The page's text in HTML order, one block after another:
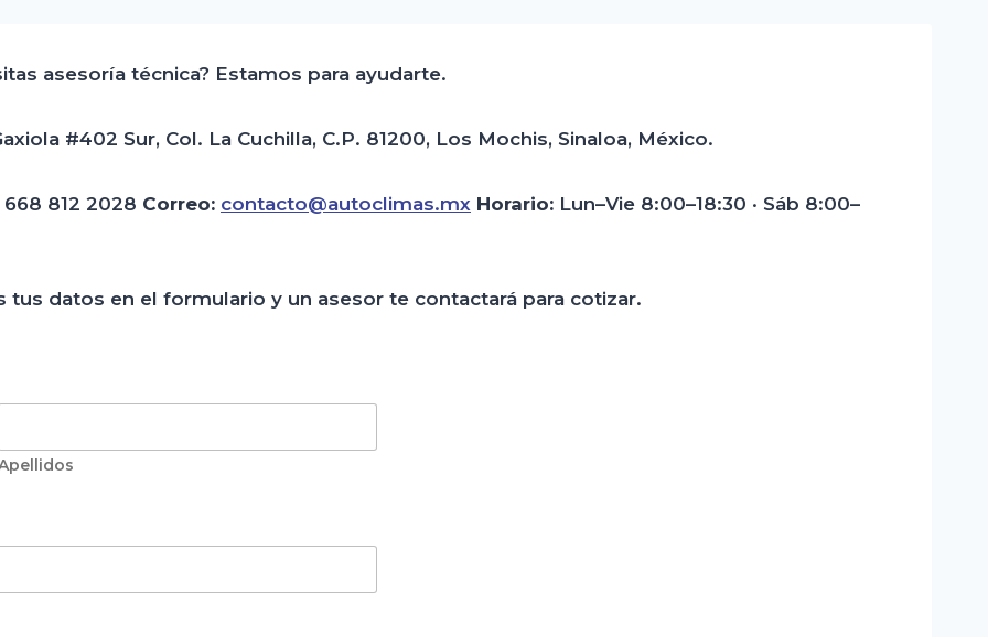
asesoría técnica? Estamos para ayudarte.
#402 Sur, Col. La Cuchilla, C.P. 81200, Los Mochis, Sinaloa, México.
668 812 2028 Correo: contacto@autoclimas.mx Horario: Lun–Vie 8:00–18:30 · Sáb 8:00–
tus datos en el formulario y un asesor te contactará para cotizar.